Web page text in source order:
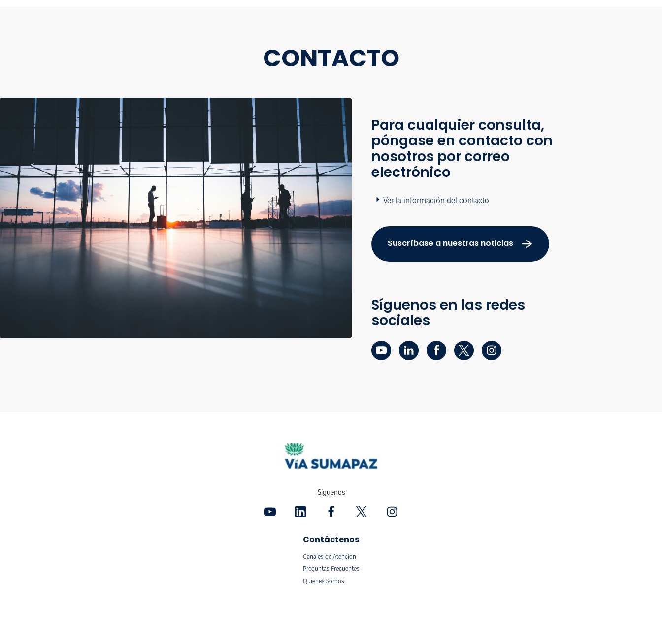
CONTACTO
Para cualquier consulta,
póngase en contacto con
nosotros por correo
electrónico
Ver la información del contacto
Suscríbase a nuestras noticias
Síguenos en las redes
sociales
Síguenos
Contáctenos
Canales de Atención
Preguntas Frecuentes
Quienes Somos